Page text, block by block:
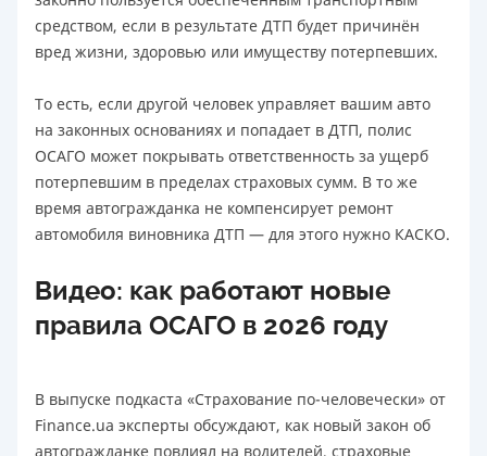
средством, если в результате ДТП будет причинён
вред жизни, здоровью или имуществу потерпевших.
То есть, если другой человек управляет вашим авто
на законных основаниях и попадает в ДТП, полис
ОСАГО может покрывать ответственность за ущерб
потерпевшим в пределах страховых сумм. В то же
время автогражданка не компенсирует ремонт
автомобиля виновника ДТП — для этого нужно КАСКО.
Видео: как работают новые
правила ОСАГО в 2026 году
В выпуске подкаста «Страхование по-человечески» от
Finance.ua эксперты обсуждают, как новый закон об
автогражданке повлиял на водителей, страховые